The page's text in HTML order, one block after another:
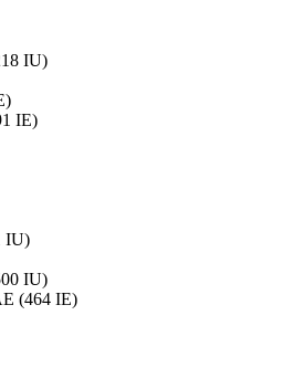
IU)
IE)
IU)
IU)
(464 IE)